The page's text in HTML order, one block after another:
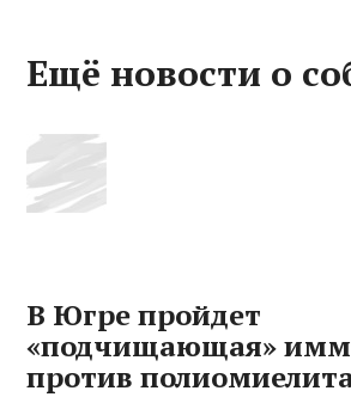
Ещё новости о
В Югре пройдет
«подчищающая»
против